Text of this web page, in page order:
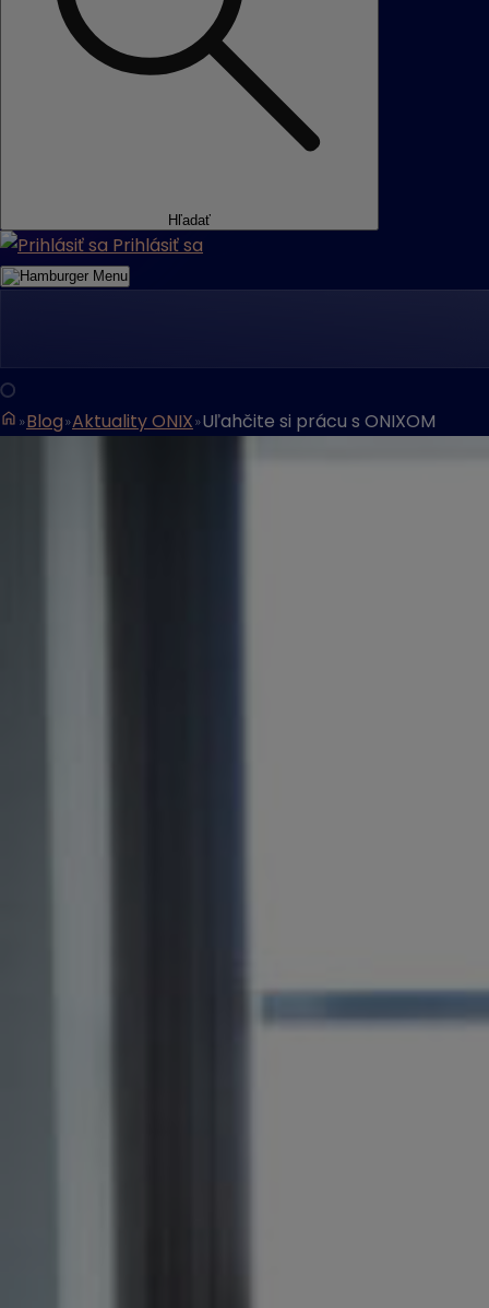
Hľadať
Prihlásiť sa
Menu
Blog Aktuality ONIX Uľahčite si prácu s ONIXOM